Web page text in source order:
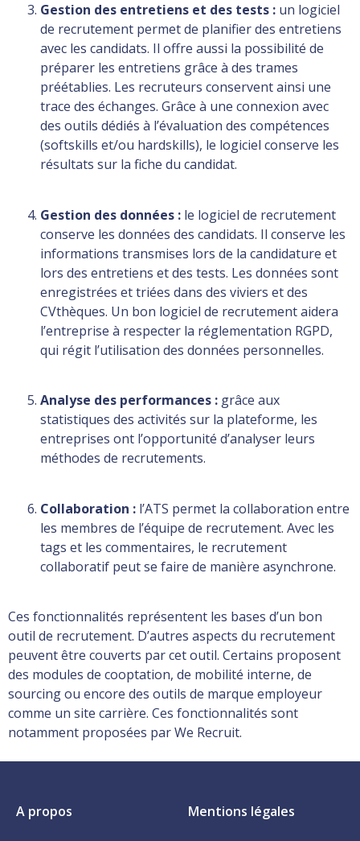
Gestion des entretiens et des tests : un logiciel
de recrutement permet de planifier des entretiens
avec les candidats. Il offre aussi la possibilité de
préparer les entretiens grâce à des trames
préétablies. Les recruteurs conservent ainsi une
trace des échanges. Grâce à une connexion avec
des outils dédiés à l’évaluation des compétences
(softskills et/ou hardskills), le logiciel conserve les
résultats sur la fiche du candidat.
Gestion des données : le logiciel de recrutement
conserve les données des candidats. Il conserve les
informations transmises lors de la candidature et
lors des entretiens et des tests. Les données sont
enregistrées et triées dans des viviers et des
CVthèques. Un bon logiciel de recrutement aidera
l’entreprise à respecter la réglementation RGPD,
qui régit l’utilisation des données personnelles.
Analyse des performances : grâce aux
statistiques des activités sur la plateforme, les
entreprises ont l’opportunité d’analyser leurs
méthodes de recrutements.
Collaboration : l’ATS permet la collaboration entre
les membres de l’équipe de recrutement. Avec les
tags et les commentaires, le recrutement
collaboratif peut se faire de manière asynchrone.
Ces fonctionnalités représentent les bases d’un bon
outil de recrutement. D’autres aspects du recrutement
peuvent être couverts par cet outil. Certains proposent
des modules de cooptation, de mobilité interne, de
sourcing ou encore des outils de marque employeur
comme un site carrière. Ces fonctionnalités sont
notamment proposées par We Recruit.
A propos Mentions légales